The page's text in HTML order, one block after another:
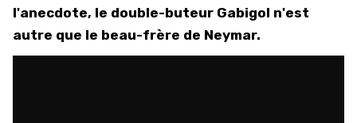
l'anecdote, le double-buteur Gabigol n'est
autre que le beau-frère de Neymar.